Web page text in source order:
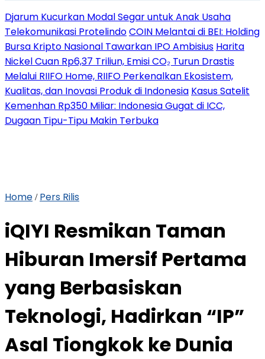
Djarum Kucurkan Modal Segar untuk Anak Usaha
Telekomunikasi ProtelindoCOIN Melantai di BEI: Holding
Bursa Kripto Nasional Tawarkan IPO Ambisius Harita
Nickel Cuan Rp6,37 Triliun, Emisi CO₂ Turun Drastis
Melalui RIIFO Home, RIIFO Perkenalkan Ekosistem,
Kualitas, dan Inovasi Produk di Indonesia Kasus Satelit
Kemenhan Rp350 Miliar: Indonesia Gugat di ICC,
Dugaan Tipu-Tipu Makin Terbuka
Home / Pers Rilis
iQIYI Resmikan Taman
Hiburan Imersif Pertama
yang Berbasiskan
Teknologi, Hadirkan “IP”
Asal Tiongkok ke Dunia